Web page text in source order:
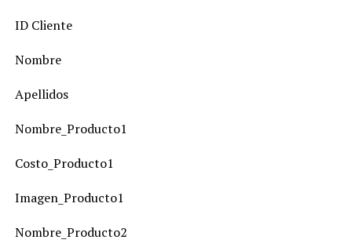
ID Cliente
Nombre
Apellidos
Nombre_Producto1
Costo_Producto1
Imagen_Producto1
Nombre_Producto2